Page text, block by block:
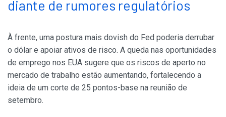
diante de rumores regulatórios
À frente, uma postura mais dovish do Fed poderia derrubar
o dólar e apoiar ativos de risco. A queda nas oportunidades
de emprego nos EUA sugere que os riscos de aperto no
mercado de trabalho estão aumentando, fortalecendo a
ideia de um corte de 25 pontos-base na reunião de
setembro.